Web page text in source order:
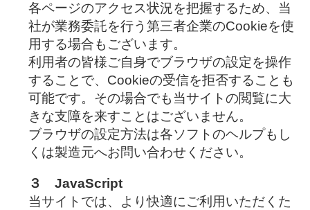
各ページのアクセス状況を把握するため、当
社が業務委託を行う第三者企業のCookieを使
用する場合もございます。
利用者の皆様ご自身でブラウザの設定を操作
することで、Cookieの受信を拒否することも
可能です。その場合でも当サイトの閲覧に大
きな支障を来すことはございません。
ブラウザの設定方法は各ソフトのヘルプもし
くは製造元へお問い合わせください。
３ JavaScript
当サイトでは、より快適にご利用いただくた